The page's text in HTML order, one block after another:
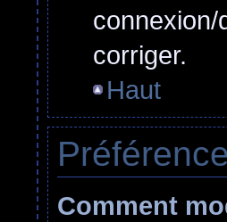
connexion/
corriger.
Haut
Comment